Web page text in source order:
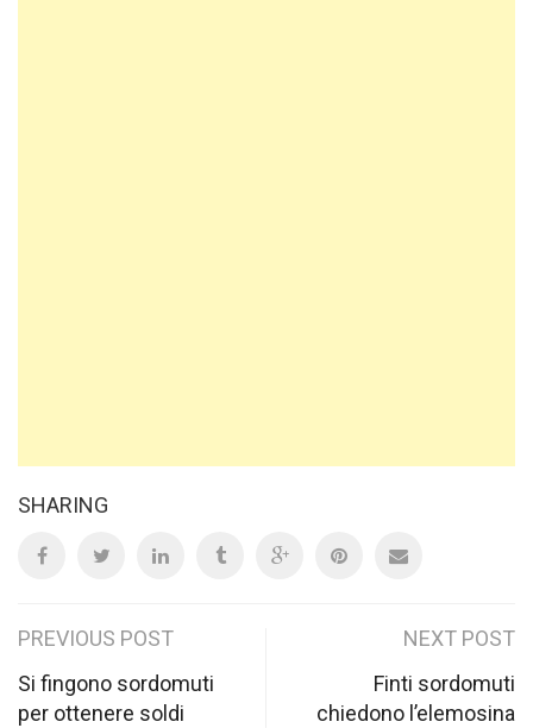
SHARING
Post
navigation
PREVIOUS POST
Si fingono sordomuti
per ottenere soldi
NEXT POST
Finti sordomuti
chiedono l’elemosina